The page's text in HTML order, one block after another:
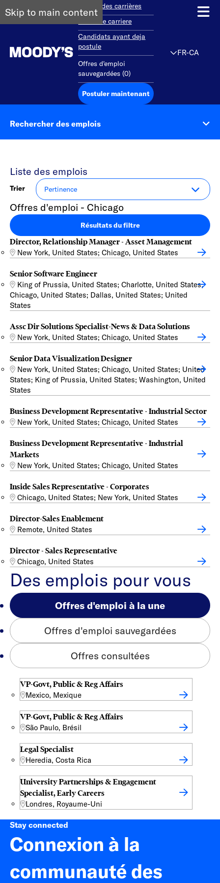
Skip to main contentAperçu des carrières
Debut de carriere
Candidats ayant deja
postule
Offres d'emploi
sauvegardées (0)
Postuler maintenant
FR-CA
Rechercher des emplois
Liste des emplois
Trier
Offres d'emploi - Chicago
Résultats du filtre
Director, Relationship Manager - Asset Management
New York, United States; Chicago, United States
Senior Software Engineer
King of Prussia, United States; Charlotte, United States;
Chicago, United States; Dallas, United States; United
States
Assc Dir Solutions Specialist-News & Data Solutions
New York, United States; Chicago, United States
Senior Data Visualization Designer
New York, United States; Chicago, United States; United
States; King of Prussia, United States; Washington, United
States
Business Development Representative - Industrial Sector
New York, United States; Chicago, United States
Business Development Representative - Industrial
Markets
New York, United States; Chicago, United States
Inside Sales Representative - Corporates
Chicago, United States; New York, United States
Director-Sales Enablement
Remote, United States
Director - Sales Representative
Chicago, United States
Des emplois pour vous
Offres d'emploi à la une
Offres d'emploi sauvegardées
Offres consultées
VP-Govt, Public & Reg Affairs
Mexico, Mexique
VP-Govt, Public & Reg Affairs
São Paulo, Brésil
Legal Specialist
Heredia, Costa Rica
University Partnerships & Engagement
Specialist, Early Careers
Londres, Royaume-Uni
Stay connected
Connexion à la
communauté des